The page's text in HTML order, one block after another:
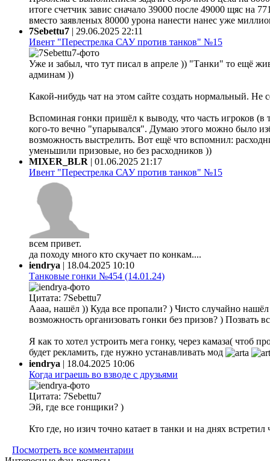
итоге счетчик завис сначало 39000 после 49000 щяс на
вместо заявленых 80000 урона нанести нанес уже
7Sebettu7 | 29.06.2025 22:11
Ивент "Перестрелка САУ против танков" №15
Уже и забыл, что тут писал в апреле )) "Танки" то ещё
админам ))
Какой-нибудь чат на этом сайте создать нормальный.
Вспоминая гонки пришёл к выводу, что часть игроков
кого-то вечно "упарывался". Думаю этого можно было
возможность выстрелить. Вот ещё что вспомнил:
уменьшили призовые, но без расходников ))
MIXER_BLR | 01.06.2025 21:17
Ивент "Перестрелка САУ против танков" №15
всем привет.
да походу много кто скучает по конкам....
iendrya | 18.04.2025 10:10
Танковые гонки №454 (14.01.24)
Цитата: 7Sebettu7
Аааа, нашёл )) Куда все пропали? ) Чисто случайно нашёл
возможность организовать гонки без призов? ) Позвать
Я как то хотел устроить мега гонку, через камаза( чтоб
будет рекламить, где нужно устанавливать мод
iendrya | 18.04.2025 10:06
Когда играешь во взводе с друзьями
Цитата: 7Sebettu7
Эй, где все гонщики? )
Кто где, но изич точно катает в танки и на днях встретил
Посмотреть все комментарии